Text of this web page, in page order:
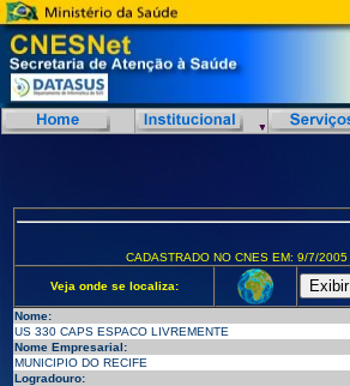
CADASTRADO NO CNES EM: 9/7/2005
Veja onde se localiza:
Nome:
US 330 CAPS ESPACO LIVREMENTE
Nome Empresarial:
MUNICIPIO DO RECIFE
Logradouro: